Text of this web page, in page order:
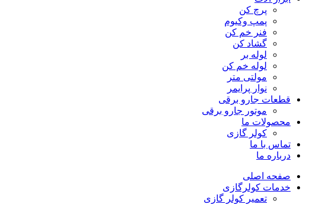
پرچ کن
پمپ وکیوم
فنر خم کن
گشاد کن
لوله بر
لوله خم کن
مولتی متر
نوار پرایمر
قطعات جارو برقی
موتور جارو برقی
محصولات ما
کولر گازی
تماس با ما
درباره ما
صفحه اصلی
خدمات کولرگازی
تعمیر کولر گازی